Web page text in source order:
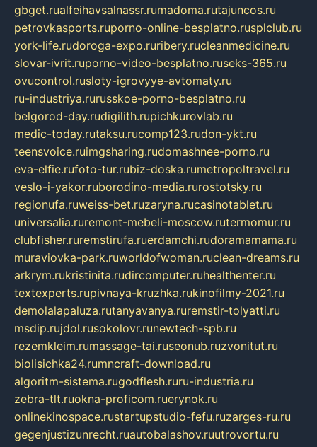
gbget.rualfeihavsalnassr.rumadoma.rutajuncos.ru
petrovkasports.ruporno-online-besplatno.rusplclub.ru
york-life.rudoroga-expo.ruribery.rucleanmedicine.ru
slovar-ivrit.ruporno-video-besplatno.ruseks-365.ru
ovucontrol.rusloty-igrovyye-avtomaty.ru
ru-industriya.rurusskoe-porno-besplatno.ru
belgorod-day.rudigilith.rupichkurovlab.ru
medic-today.rutaksu.rucomp123.rudon-ykt.ru
teensvoice.ruimgsharing.rudomashnee-porno.ru
eva-elfie.rufoto-tur.rubiz-doska.rumetropoltravel.ru
veslo-i-yakor.ruborodino-media.rurostotsky.ru
regionufa.ruweiss-bet.ruzaryna.rucasinotablet.ru
universalia.ruremont-mebeli-moscow.rutermomur.ru
clubfisher.ruremstirufa.ruerdamchi.rudoramamama.ru
muraviovka-park.ruworldofwoman.ruclean-dreams.ru
arkrym.rukristinita.rudircomputer.ruhealthenter.ru
textexperts.rupivnaya-kruzhka.rukinofilmy-2021.ru
demolalapaluza.rutanyavanya.ruremstir-tolyatti.ru
msdip.rujdol.rusokolovr.runewtech-spb.ru
rezemkleim.rumassage-tai.ruseonub.ruzvonitut.ru
biolisichka24.rumncraft-download.ru
algoritm-sistema.rugodflesh.ruru-industria.ru
zebra-tlt.ruokna-proficom.ruerynok.ru
onlinekinospace.rustartupstudio-fefu.ruzarges-ru.ru
gegenjustizunrecht.ruautobalashov.ruutrovortu.ru